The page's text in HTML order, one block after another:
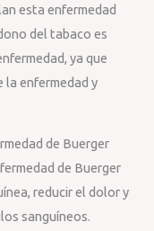
esta enfermedad
del tabaco es
ya que
la enfermedad y
de Buerger
de Buerger
reducir el dolor y
sanguíneos.